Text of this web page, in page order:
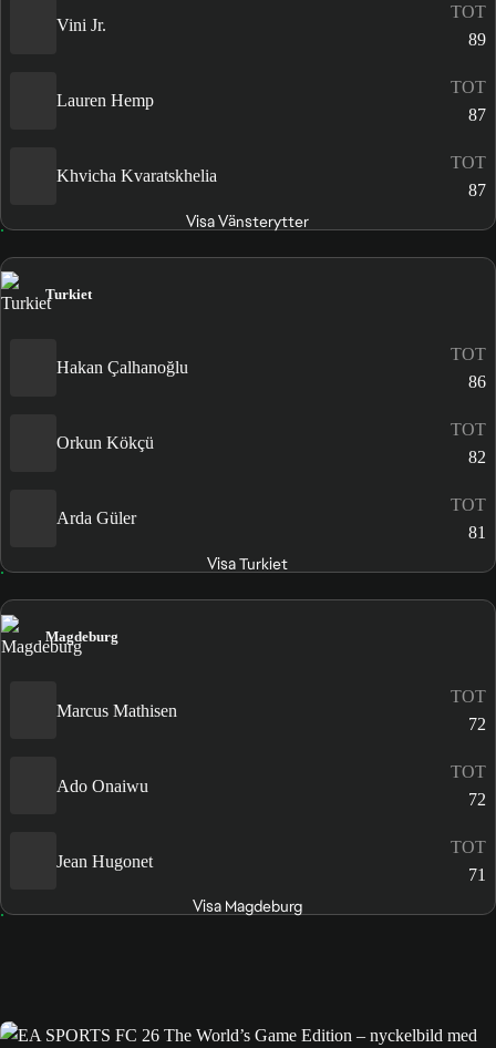
Vini Jr.
TOT
89
Lauren Hemp
TOT
87
Khvicha Kvaratskhelia
TOT
87
Visa Vänsterytter
Turkiet
Hakan Çalhanoğlu
TOT
86
Orkun Kökçü
TOT
82
Arda Güler
TOT
81
Visa Turkiet
Magdeburg
Marcus Mathisen
TOT
72
Ado Onaiwu
TOT
72
Jean Hugonet
TOT
71
Visa Magdeburg